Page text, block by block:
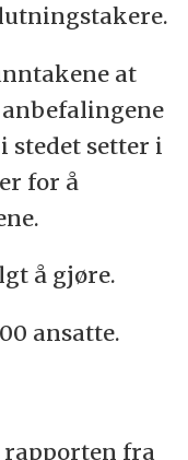
at
stedet setter i
for å
å gjøre.
ansatte.
rapporten fra